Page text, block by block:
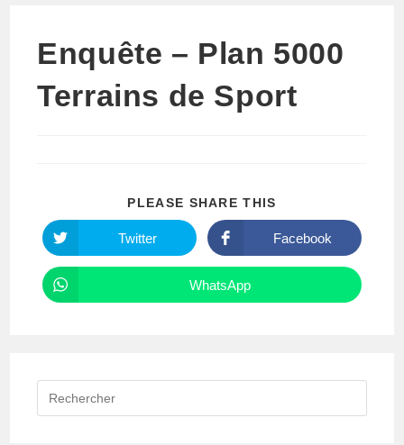
Enquête – Plan 5000
Terrains de Sport
PLEASE SHARE THIS
Ouvrir
dans
une
Twitter
Ouvrir
dans
une
Facebook
Ouvrir
dans
WhatsApp
sur